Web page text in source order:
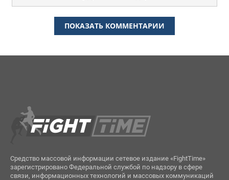
ПОКАЗАТЬ КОММЕНТАРИИ
Средство массовой информации сетевое издание «FightTime»
зарегистрировано Федеральной службой по надзору в сфере
связи, информационных технологий и массовых коммуникаций